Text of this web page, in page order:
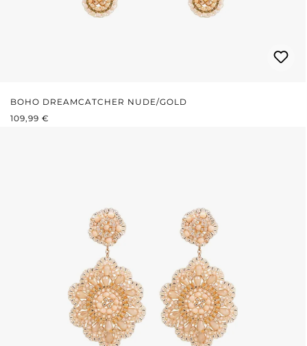
BOHO DREAMCATCHER NUDE/GOLD
PRIX RÉGULIER :
109,99 €